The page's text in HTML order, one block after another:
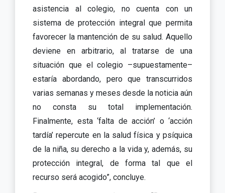
asistencia al colegio, no cuenta con un
sistema de protección integral que permita
favorecer la mantención de su salud. Aquello
deviene en arbitrario, al tratarse de una
situación que el colegio –supuestamente–
estaría abordando, pero que transcurridos
varias semanas y meses desde la noticia aún
no consta su total implementación.
Finalmente, esta ‘falta de acción’ o ‘acción
tardía’ repercute en la salud física y psíquica
de la niña, su derecho a la vida y, además, su
protección integral, de forma tal que el
recurso será acogido”, concluye.